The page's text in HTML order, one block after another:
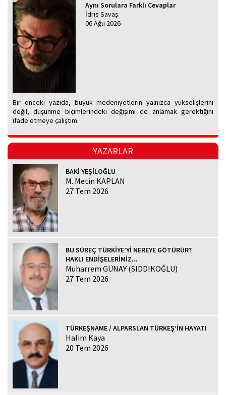
Aynı Sorulara Farklı Cevaplar
İdris Savaş
06 Ağu 2026
Bir önceki yazıda, büyük medeniyetlerin yalnızca yükselişlerini
değil, düşünme biçimlerindeki değişimi de anlamak gerektiğini
ifade etmeye çalıştım.
YAZARLAR
BAKİ YEŞİLOĞLU
M. Metin KAPLAN
27 Tem 2026
BU SÜREÇ TÜRKİYE’Yİ NEREYE GÖTÜRÜR?
HAKLI ENDİŞELERİMİZ...
Muharrem GÜNAY (SIDDIKOĞLU)
27 Tem 2026
TÜRKEŞNAME / ALPARSLAN TÜRKEŞ’İN HAYATI
Halim Kaya
20 Tem 2026